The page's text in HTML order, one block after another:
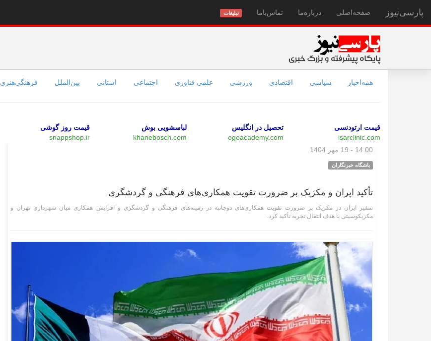
پارسی‌نیوز صفحه‌اصلی درباره‌ما تماس‌با‌ما تبلیغات
همه‌اخبار سیاسی اقتصادی ورزشی علمی فناوری اجتماعی استانی بین‌الملل فرهنگی‌هنری
قیمت ارتودنسی
isarclinic.com
تحصیل در انگلیس
ogoacademy.com
لباسشویی بوش
khanebosch.com
قیمت روز گوشی
snappshop.ir
14:00 - 19 مهر 1404
باشگاه خبرنگاران
تأکید ایران و مکزیک بر ضرورت تقویت همکاری‌های فرهنگی و گردشگری
سفیر ایران در مکزیک بر ضرورت تقویت همکاری‌های دوجانبه در زمینه‌های فرهنگی و گردشگری و افزایش همکاری میان شهرداری تهران و
مکزیکوسیتی با هدف انتقال تجربه تأکید کرد.